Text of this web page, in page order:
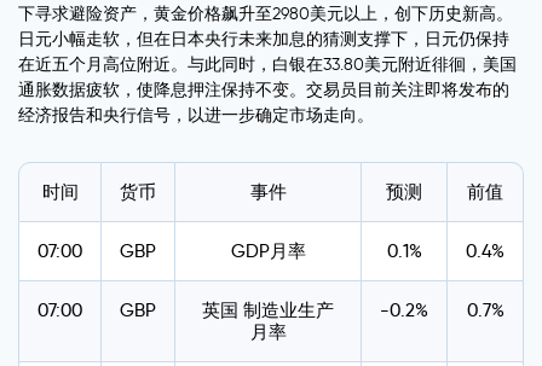
下寻求避险资产，黄金价格飙升至2980美元以上，创下历史新高。
日元小幅走软，但在日本央行未来加息的猜测支撑下，日元仍保持
在近五个月高位附近。与此同时，白银在33.80美元附近徘徊，美国
通胀数据疲软，使降息押注保持不变。交易员目前关注即将发布的
经济报告和央行信号，以进一步确定市场走向。
时间 货币 事件 预测 前值
07:00 GBP GDP月率 0.1% 0.4%
07:00 GBP
英国 制造业生产
月率
-0.2% 0.7%